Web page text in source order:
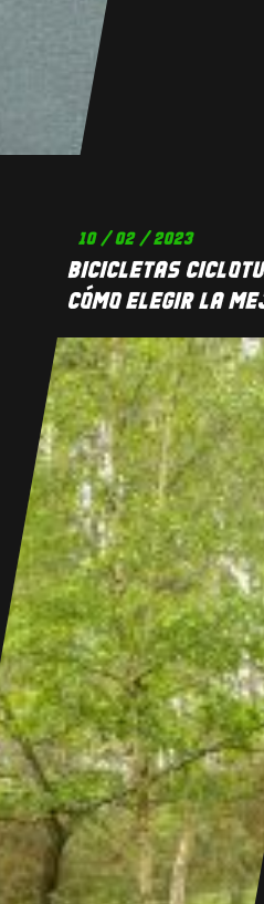
10 / 02 / 2023
BICICLETAS
CÓMO ELEGIR LA